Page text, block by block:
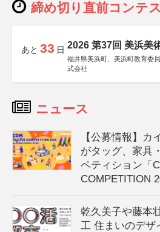
締め切り直前コンテ
あと 33 日 2026 第37回 美浜美
福井県美浜町、美浜町教育委
式会社
ニュース
【公募情報】カ
がタッグ、家具
ペティション「
COMPETITION
乾久美子や藤本
工 住まいのデザ